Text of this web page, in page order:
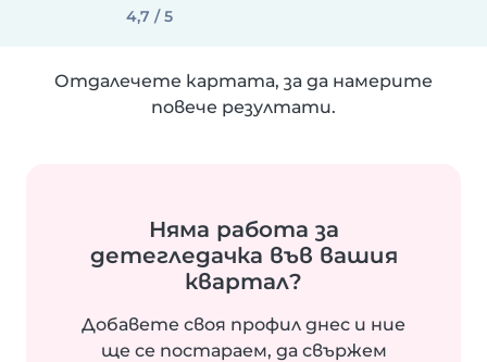
4,7 / 5
Отдалечете картата, за да намерите
повече резултати.
Няма работа за
детегледачка във вашия
квартал?
Добавете своя профил днес и ние
ще се постараем, да свържем